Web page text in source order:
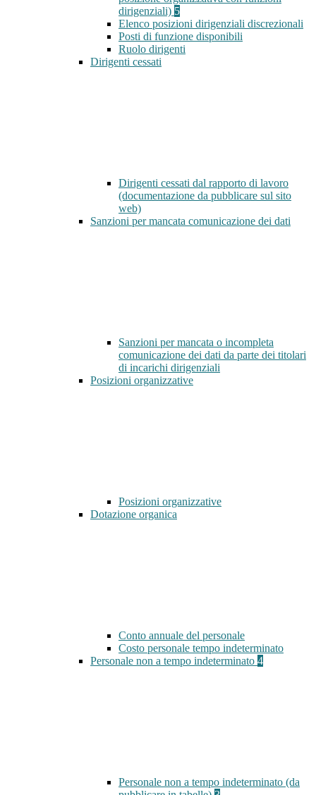
dirigenziali) 5
Elenco posizioni dirigenziali discrezionali
Posti di funzione disponibili
Ruolo dirigenti
Dirigenti cessati
Dirigenti cessati dal rapporto di lavoro
(documentazione da pubblicare sul sito
web)
Sanzioni per mancata comunicazione dei dati
Sanzioni per mancata o incompleta
comunicazione dei dati da parte dei titolari
di incarichi dirigenziali
Posizioni organizzative
Posizioni organizzative
Dotazione organica
Conto annuale del personale
Costo personale tempo indeterminato
Personale non a tempo indeterminato 4
Personale non a tempo indeterminato (da